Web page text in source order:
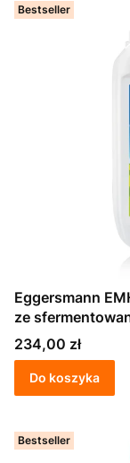
Bestseller
Eggersmann
ze
Cena
234,00 zł
Do koszyka
Bestseller